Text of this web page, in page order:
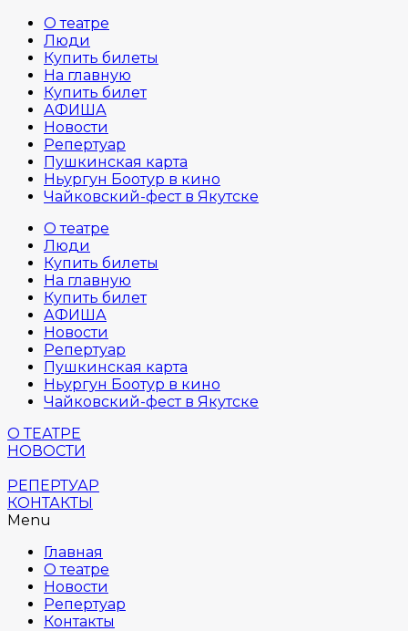
О театре
Люди
Купить билеты
На главную
Купить билет
АФИША
Новости
Репертуар
Пушкинская карта
Ньургун Боотур в кино
Чайковский-фест в Якутске
О театре
Люди
Купить билеты
На главную
Купить билет
АФИША
Новости
Репертуар
Пушкинская карта
Ньургун Боотур в кино
Чайковский-фест в Якутске
О ТЕАТРЕ
НОВОСТИ
РЕПЕРТУАР
КОНТАКТЫ
Menu
Главная
О театре
Новости
Репертуар
Контакты